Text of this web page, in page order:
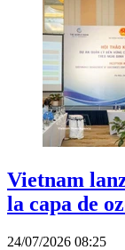
Vietnam
la capa de
24/07/2026 08:25